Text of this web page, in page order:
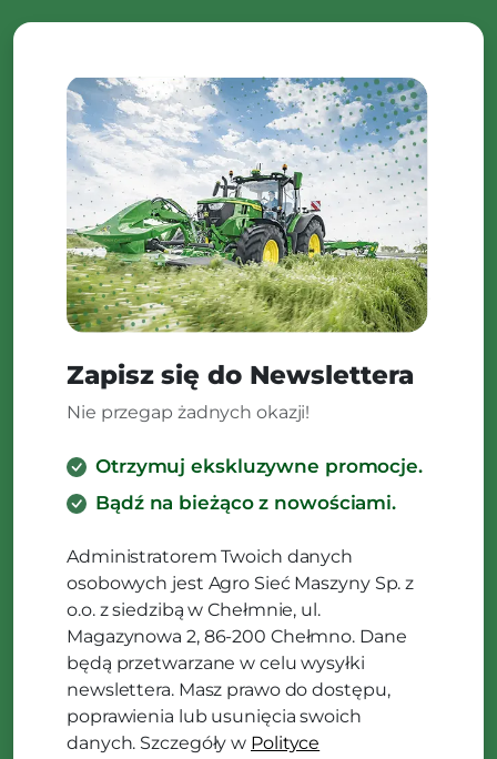
Zapisz się do Newslettera
Nie przegap żadnych okazji!
Otrzymuj ekskluzywne promocje.
Bądź na bieżąco z nowościami.
Administratorem Twoich danych
osobowych jest Agro Sieć Maszyny Sp. z
o.o. z siedzibą w Chełmnie, ul.
Magazynowa 2, 86-200 Chełmno. Dane
będą przetwarzane w celu wysyłki
newslettera. Masz prawo do dostępu,
poprawienia lub usunięcia swoich
danych. Szczegóły w Polityce